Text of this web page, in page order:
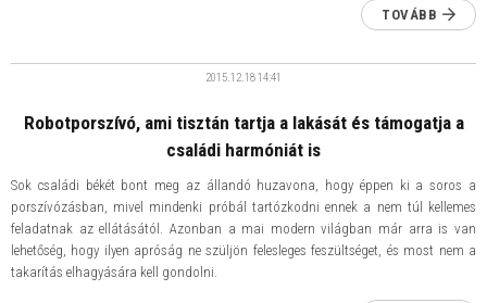
TOVÁBB
Robotporszívó, ami tisztán tartja a lakását és támogatja a
családi harmóniát is
2015.12.1814:41
Sok családi békét bont meg az állandó huzavona, hogy éppen ki a soros a
porszívózásban, mivel mindenki próbál tartózkodni ennek a nem túl kellemes
feladatnak az ellátásától. Azonban a mai modern világban már arra is van
lehetőség, hogy ilyen apróság ne szüljön felesleges feszültséget, és most nem a
takarítás elhagyására kell gondolni.